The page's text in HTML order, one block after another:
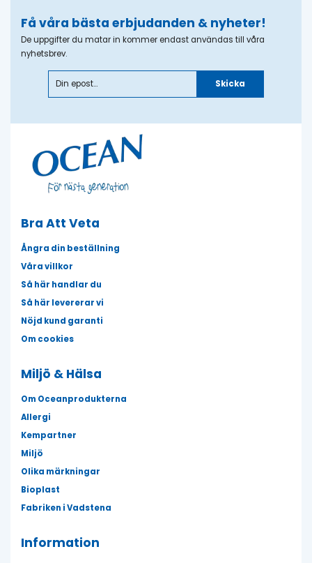
Få våra bästa erbjudanden & nyheter!
De uppgifter du matar in kommer endast användas till våra
nyhetsbrev.
Skicka
Bra Att Veta
Ångra din beställning
Våra villkor
Så här handlar du
Så här levererar vi
Nöjd kund garanti
Om cookies
Miljö & Hälsa
Om Oceanprodukterna
Allergi
Kempartner
Miljö
Olika märkningar
Bioplast
Fabriken i Vadstena
Information